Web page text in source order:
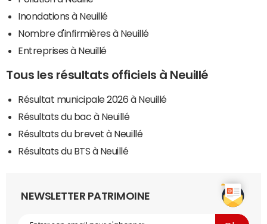
Inondations à Neuillé
Nombre d'infirmières à Neuillé
Entreprises à Neuillé
Tous les résultats officiels à Neuillé
Résultat municipale 2026 à Neuillé
Résultats du bac à Neuillé
Résultats du brevet à Neuillé
Résultats du BTS à Neuillé
NEWSLETTER PATRIMOINE